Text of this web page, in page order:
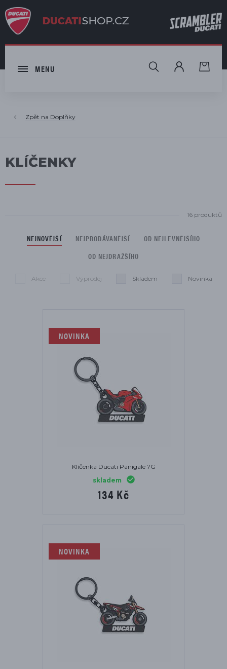
MENU HLEDAT
Doplňky
KLÍČENKY
16 produktů
NEJNOVĚJŠÍ NEJPRODÁVANĚJŠÍ
OD NEJLEVNĚJŠÍHO
OD NEJDRAŽŠÍHO
Akce Výprodej Skladem Novinka
NOVINKA
Klíčenka Ducati Panigale 7G
skladem
134 Kč
NOVINKA